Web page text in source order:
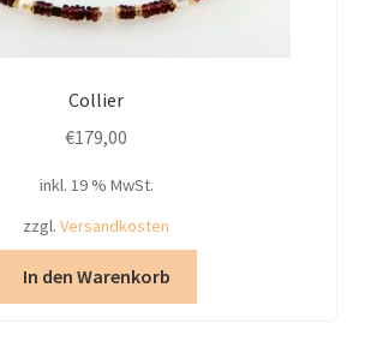
Collier
€179,00
inkl. 19 % MwSt.
zzgl. Versandkosten
In den Warenkorb